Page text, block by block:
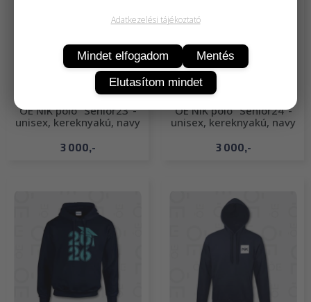
3 000,-
ÓE NIK póló "Senior23"-
unisex, kereknyakú, navy
3 000,-
ÓE NIK póló "Senior24"-
unisex, kereknyakú, navy
Adatkezelési tájékoztató
Mindet elfogadom
Mentés
Elutasítom mindet